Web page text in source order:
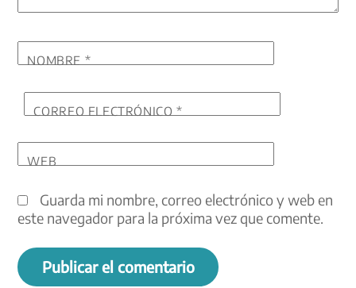
NOMBRE *
CORREO ELECTRÓNICO*
WEB
Guarda mi nombre, correo electrónico y web en
este navegador para la próxima vez que comente.